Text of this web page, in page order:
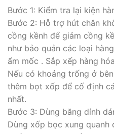
Bước 1: Kiểm tra lại kiện
Bước 2: Hỗ trợ hút chân
cồng kềnh để giảm cồng
như bảo quản các loại
ẩm mốc . Sắp xếp hàng
Nếu có khoảng trống ở
thêm bọt xốp để cố định
nhất.
Bước 3: Dùng băng dính
Dùng xốp bọc xung quanh